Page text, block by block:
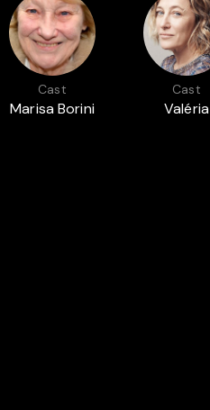
Cast
Marisa Borini
Cast
Valéria